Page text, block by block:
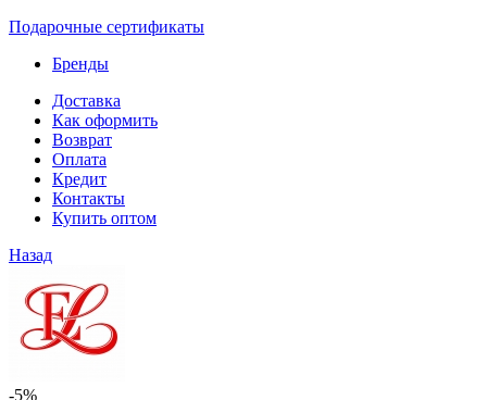
Подарочные сертификаты
Бренды
Доставка
Как оформить
Возврат
Оплата
Кредит
Контакты
Купить оптом
Назад
-5%